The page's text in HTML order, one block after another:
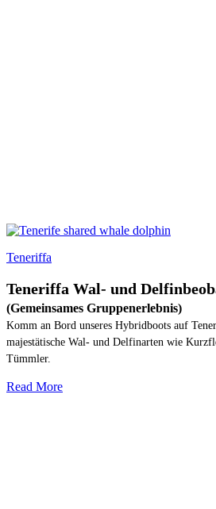
Teneriffa
Teneriffa Wal- und
(Gemeinsames Gruppenerlebnis)
Komm an Bord unseres Hybridboots auf
majestätische Wal- und Delfinarten wie
Tümmler.
Read More